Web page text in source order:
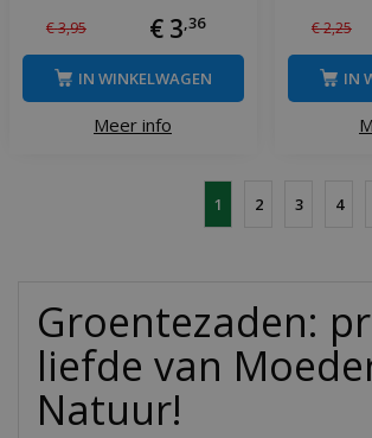
€3,95 € 3 36
Meer info
IN WINKELWAGEN
€2,25
IN
1 2 3 4
Groentezaden:
liefde van
Natuur!